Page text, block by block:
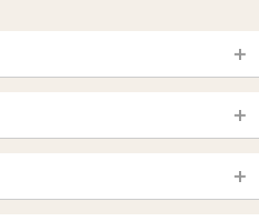
青森
山形
越谷・春日部